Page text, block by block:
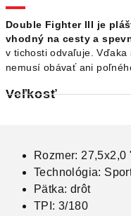
Double Fighter III je
vhodný na cesty a
v tichosti odvaľuje. Vďaka
nemusí obávať ani
Veľkosť
Rozmer: 27,5x2,0
Technológia:
Pätka: drôt
TPI: 3/180